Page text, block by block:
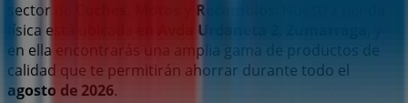
sector de
Coches, Motos y Recambios
física está ubicada en
Avda Urdaneta 2
en ella encontrarás una amplia gama de productos de
calidad que te permitirán ahorrar durante todo el
agosto de 2026.